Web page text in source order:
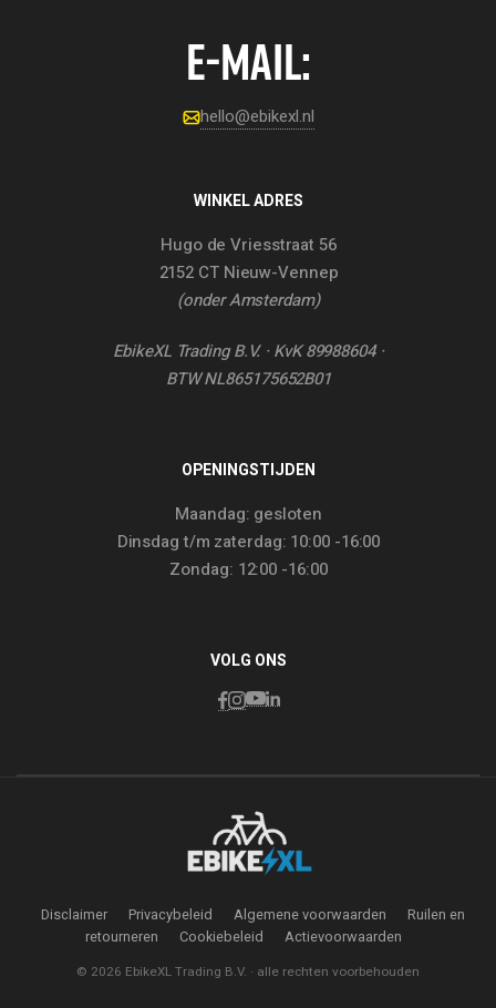
E-MAIL:
hello@ebikexl.nl
WINKEL ADRES
Hugo de Vriesstraat 56
2152 CT Nieuw-Vennep
(onder Amsterdam)
EbikeXL Trading B.V. · KvK 89988604 ·
BTW NL865175652B01
OPENINGSTIJDEN
Maandag: gesloten
Dinsdag t/m zaterdag: 10:00 -16:00
Zondag: 12:00 -16:00
VOLG ONS
Disclaimer Privacybeleid Algemene voorwaarden
Ruilen en
retourneren
Cookiebeleid Actievoorwaarden
© 2026 EbikeXL Trading B.V. · alle rechten voorbehouden